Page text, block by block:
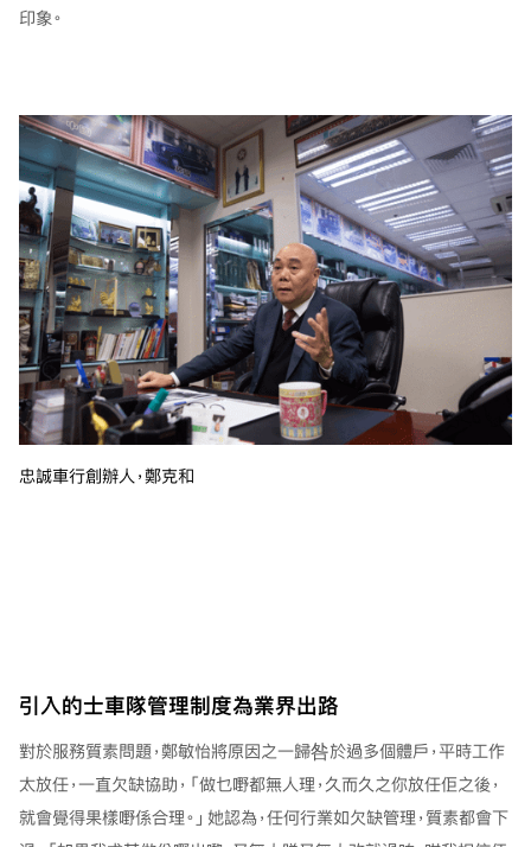
印象。
忠誠車行創辦人，鄭克和
引入的士車隊管理制度為業界出路
對於服務質素問題，鄭敏怡將原因之一歸咎於過多個體戶，平時工作
太放任，一直欠缺協助，「做乜嘢都無人理，久而久之你放任佢之後，
就會覺得果樣嘢係合理。」她認為，任何行業如欠缺管理，質素都會下